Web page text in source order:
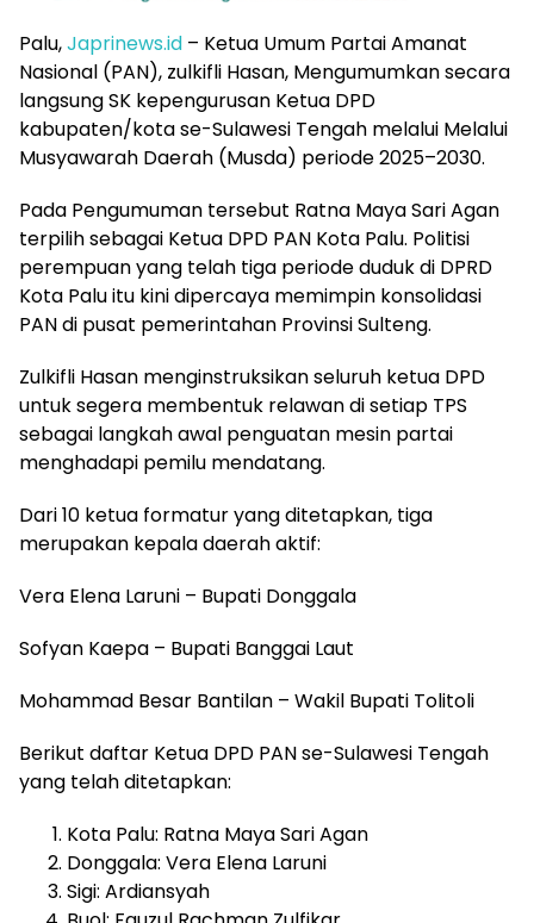
Palu,Japrinews.id – Ketua Umum Partai Amanat
Nasional (PAN), zulkifli Hasan, Mengumumkan secara
langsung SK kepengurusan Ketua DPD
kabupaten/kota se-Sulawesi Tengah melalui Melalui
Musyawarah Daerah (Musda) periode 2025–2030.
Pada Pengumuman tersebut Ratna Maya Sari Agan
terpilih sebagai Ketua DPD PAN Kota Palu. Politisi
perempuan yang telah tiga periode duduk di DPRD
Kota Palu itu kini dipercaya memimpin konsolidasi
PAN di pusat pemerintahan Provinsi Sulteng.
Zulkifli Hasan menginstruksikan seluruh ketua DPD
untuk segera membentuk relawan di setiap TPS
sebagai langkah awal penguatan mesin partai
menghadapi pemilu mendatang.
Dari 10 ketua formatur yang ditetapkan, tiga
merupakan kepala daerah aktif:
Vera Elena Laruni – Bupati Donggala
Sofyan Kaepa – Bupati Banggai Laut
Mohammad Besar Bantilan – Wakil Bupati Tolitoli
Berikut daftar Ketua DPD PAN se-Sulawesi Tengah
yang telah ditetapkan:
Kota Palu: Ratna Maya Sari Agan
Donggala: Vera Elena Laruni
Sigi: Ardiansyah